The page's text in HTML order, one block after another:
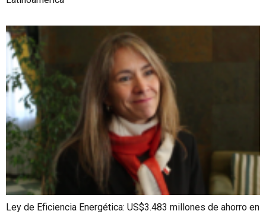
Ley de Eficiencia Energética: US$3.483 millones de ahorro en